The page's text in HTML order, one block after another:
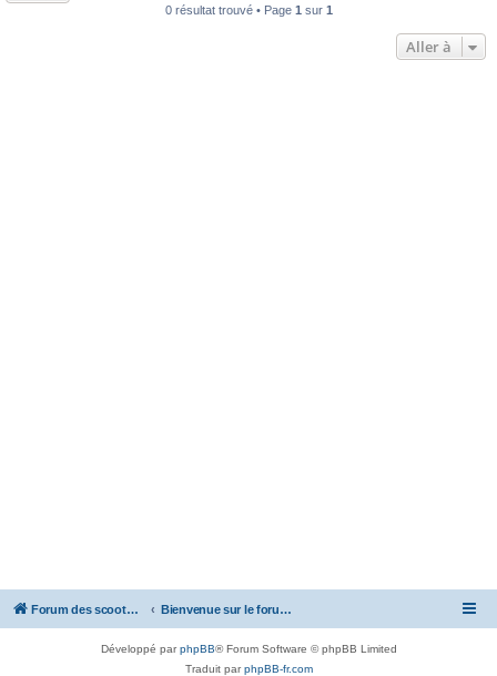
0 résultat trouvé • Page 1 sur 1
Aller à
Forum des scooters SYM - GTS -MAXSYM - CRUISYM - JOYMAX - Maxsym TL Bienvenue sur le forum des scooters de la gamme SYM
Développé parphpBB® Forum Software © phpBB Limited
Traduit parphpBB-fr.com